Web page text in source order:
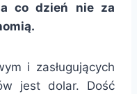
co dzień nie za
i zasługujących
jest dolar. Dość